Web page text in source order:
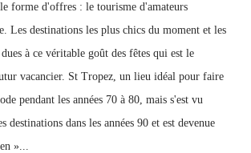
forme d'offres : le tourisme d'amateurs
Les destinations les plus chics du moment et les
à ce véritable goût des fêtes qui est le
vacancier. St Tropez, un lieu idéal pour faire
pendant les années 70 à 80, mais s'est vu
destinations dans les années 90 et est devenue
»...